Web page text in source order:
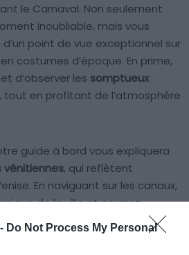
Do Not Process My Personal
le Carnaval. Non seulement
inoubliable, mais vous
point de vue exceptionnel sur
costumes d’époque. En prime,
d’observer les somptueux
, tout en profitant de l’atmosphère
guide à bord vous expliquera
vénitiennes, qui reflètent
En naviguant sur les canaux,
de la ville et pourrez
sites les plus emblématiques.